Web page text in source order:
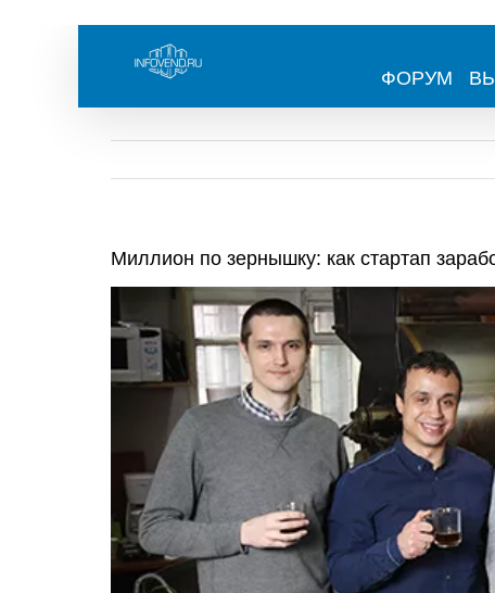
content
ФОРУМ
Миллион по зернышку: как стартап
Larger
Image